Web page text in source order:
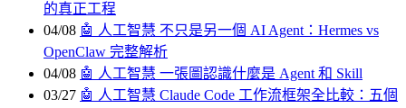
的真正工程
04/08 🤖 人工智慧 不只是另一個 AI Agent：Hermes vs
OpenClaw 完整解析
04/08 🤖 人工智慧 一張圖認識什麼是 Agent 和 Skill
03/27 🤖 人工智慧 Claude Code 工作流框架全比較：五個